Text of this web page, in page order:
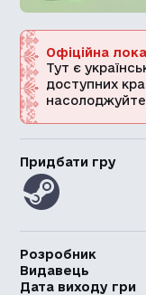
Офіційна
Тут є
доступних
Придбати гру
Розробник
Видавець
Дата виходу гри